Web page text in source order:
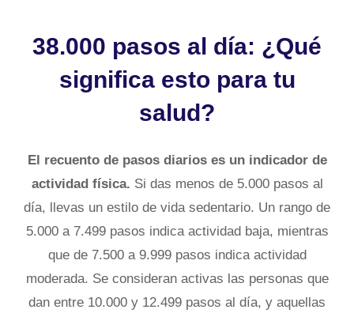
38.000 pasos al día: ¿Qué
significa esto para tu
salud?
El recuento de pasos diarios es un indicador de
actividad física. Si das menos de 5.000 pasos al
día, llevas un estilo de vida sedentario. Un rango de
5.000 a 7.499 pasos indica actividad baja, mientras
que de 7.500 a 9.999 pasos indica actividad
moderada. Se consideran activas las personas que
dan entre 10.000 y 12.499 pasos al día, y aquellas